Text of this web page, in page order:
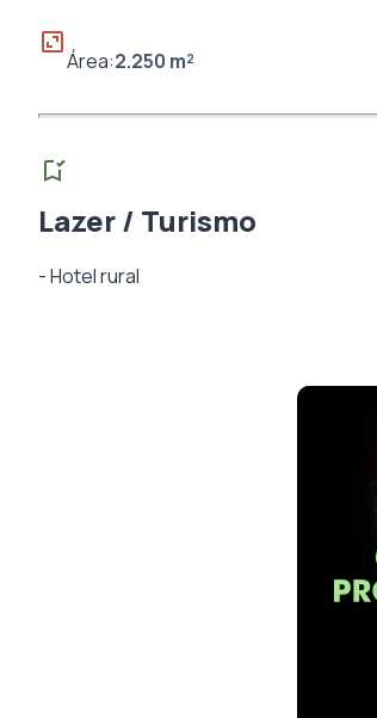
Área:2.250 m²
Lazer / Turismo
-Hotel rural